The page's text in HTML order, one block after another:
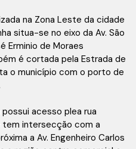
na Zona Leste da cidade
situa-se no eixo da Av. São
Erminio de Moraes
é cortada pela Estrada de
o município com o porto de
acesso plea rua
tem intersecção com a
a Av. Engenheiro Carlos